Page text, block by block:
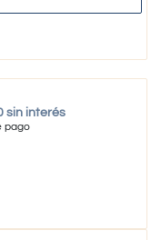
sin interés
pago